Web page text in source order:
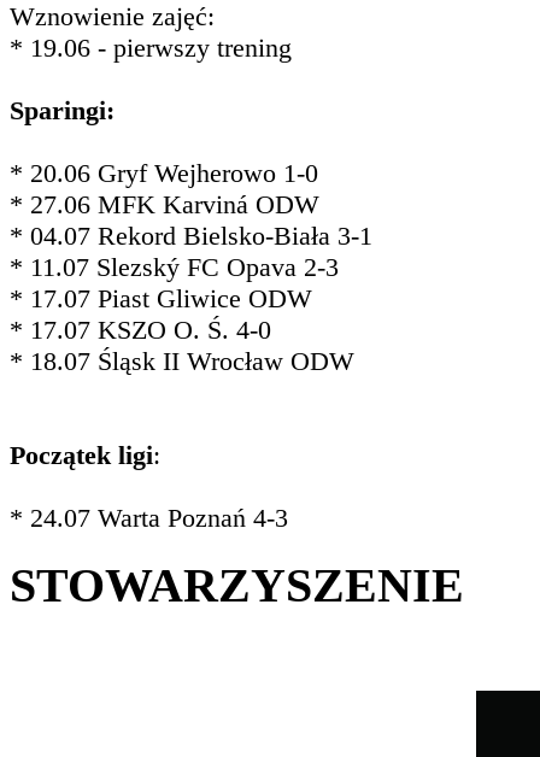
Wznowienie zajęć:
* 19.06 - pierwszy trening
Sparingi:
* 20.06 Gryf Wejherowo 1-0
* 27.06 MFK Karviná ODW
* 04.07 Rekord Bielsko-Biała 3-1
* 11.07 Slezský FC Opava 2-3
* 17.07 Piast Gliwice ODW
* 17.07 KSZO O. Ś. 4-0
* 18.07 Śląsk II Wrocław ODW
Początek ligi:
* 24.07 Warta Poznań 4-3
STOWARZYSZENIE